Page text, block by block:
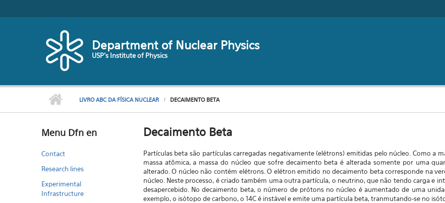
Search
Department of Nuclear Physics
USP's Institute of Physics
LIVRO ABC DA FÍSICA NUCLEAR DECAIMENTO BETA
Menu Dfn en
Contact
Research lines
Experimental
Infrastructure
Decaimento Beta
Partículas beta são partículas carregadas negativamente (elétrons) emitidas pelo núcleo. Como a
massa atômica, a massa do núcleo que sofre decaimento beta é alterada somente por uma
alterado. O núcleo não contém elétrons. O elétron emitido no decaimento beta corresponde na
núcleo. Neste processo, é criado também uma outra partícula, o neutrino, que não tendo carga e
desapercebido. No decaimento beta, o número de prótons no núcleo é aumentado de uma
exemplo, o isótopo de carbono, o 14C é instável e emite uma partícula beta, tranmutando-se no